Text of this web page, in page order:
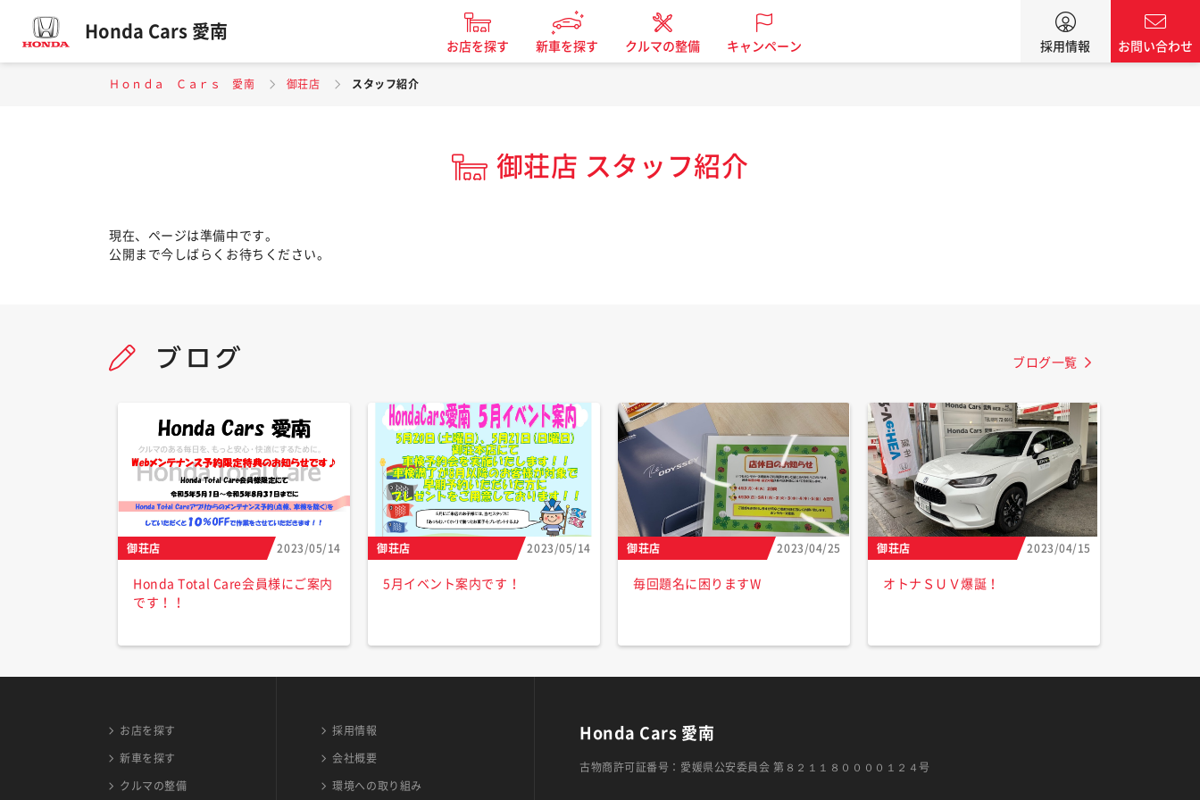
Honda Cars 愛南
お店を探す 新車を探す クルマの整備 キャンペーン 採用情報 お問い合わせ
Ｈｏｎｄａ Ｃａｒｓ 愛南 御荘店 スタッフ紹介
御荘店 スタッフ紹介
現在、ページは準備中です。
公開まで今しばらくお待ちください。
御荘店 2023/05/14
Honda Total Care会員様にご案内
です！！
御荘店 2023/05/14
5月イベント案内です！
御荘店 2023/04/25
毎回題名に困りますW
御荘店 2023/04/15
オトナＳＵＶ爆誕！
ブログ一覧
お店を探す
新車を探す
クルマの整備
採用情報
会社概要
環境への取り組み
Honda Cars 愛南
古物商許可証番号：愛媛県公安委員会 第８２１１８００００１２４号